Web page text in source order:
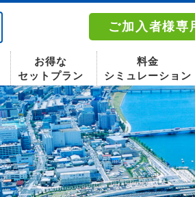
南東北センター(米沢)
ご加入者様専
お得な
セットプラン
料金
シミュレーション
南東北センター(福島)